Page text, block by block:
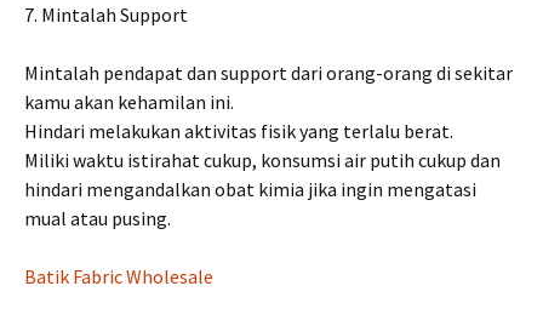
7. Mintalah Support
Mintalah pendapat dan support dari orang-orang di sekitar
kamu akan kehamilan ini.
Hindari melakukan aktivitas fisik yang terlalu berat.
Miliki waktu istirahat cukup, konsumsi air putih cukup dan
hindari mengandalkan obat kimia jika ingin mengatasi
mual atau pusing.
Batik Fabric Wholesale